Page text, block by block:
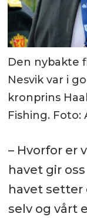
Den nybakte
Nesvik var i
kronprins
Fishing.
– Hvorfor er
havet gir
havet setter
selv og vårt